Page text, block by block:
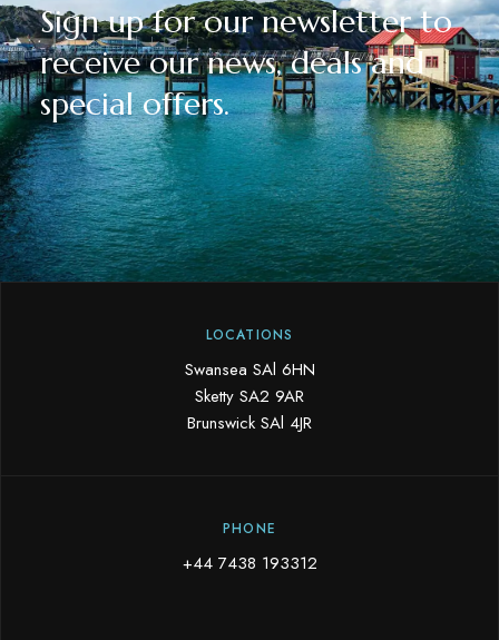
Sign up for our newsletter to
receive our news, deals and
special offers.
LOCATIONS
Swansea SAl 6HN
Sketty SA2 9AR
Brunswick SAl 4JR
PHONE
+44 7438 193312